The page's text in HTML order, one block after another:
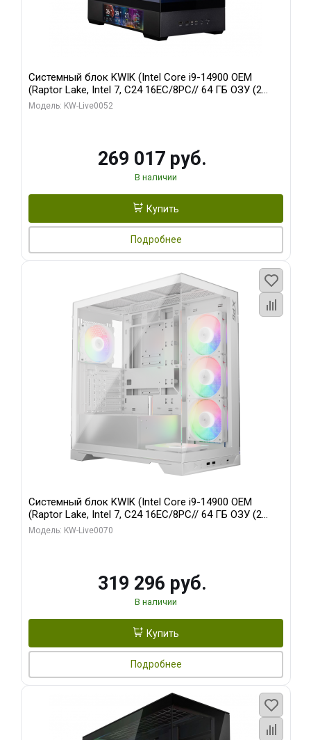
Системный блок KWIK (Intel Core i9-14900 OEM
(Raptor Lake, Intel 7, C24 16EC/8PC// 64 ГБ ОЗУ (2
модуля)/ Palit RTX5080 GAMINGPRO OC 16GB GDDR7
Модель: KW-Live0052
269 017 руб.
В наличии
Купить
Подробнее
Системный блок KWIK (Intel Core i9-14900 OEM
(Raptor Lake, Intel 7, C24 16EC/8PC// 64 ГБ ОЗУ (2
модуля)/ Gigabyte RTX5080 XTREME WATERFORCE
Модель: KW-Live0070
319 296 руб.
В наличии
Купить
Подробнее